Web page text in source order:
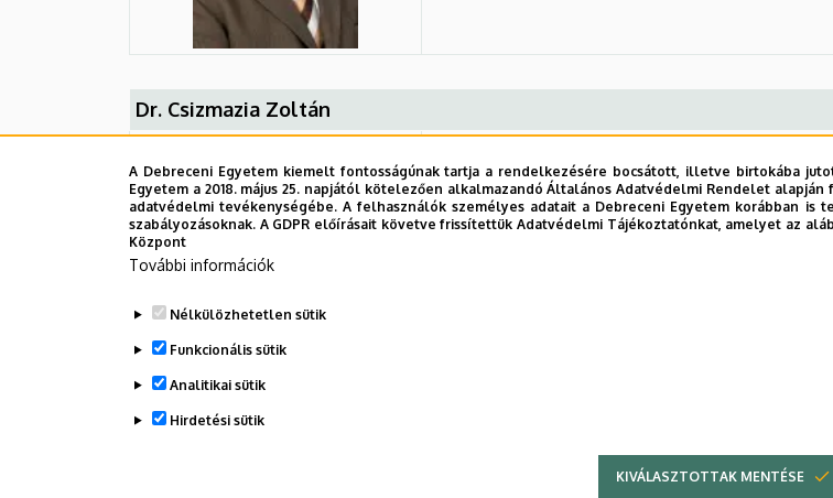
Dr. Csizmazia Zoltán
Beosztás: professor emeritus
Mezőgazdaságtudományi Kar
A Debreceni Egyetem kiemelt fontosságúnak tartja a rendelkezésére bocsátott, illetve birtokába
Egyetem a 2018. május 25. napjától kötelezően alkalmazandó Általános Adatvédelmi Rendelet
adatvédelmi tevékenységébe. A felhasználók személyes adatait a Debreceni Egyetem korábban
szabályozásoknak. A GDPR előírásait követve frissítettük Adatvédelmi Tájékoztatónkat, amelyet az
Központ
További információk
Nélkülözhetetlen sütik
Funkcionális sütik
Analitikai sütik
Hirdetési sütik
KIVÁLASZTOTTAK MENTÉSE